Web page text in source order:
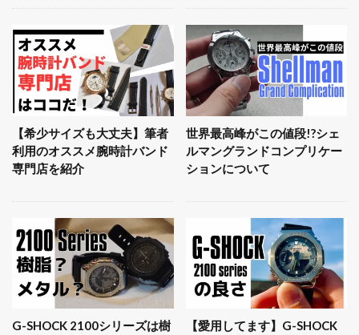
【希少サイズも大丈夫】筆者
利用のオススメ腕時計バンド
専門店を紹介
世界最高峰がこの値段!?シェ
ルマングランドコンプリケー
ションについて
G-SHOCK 2100シリーズは樹
【愛用してます】G-SHOCK